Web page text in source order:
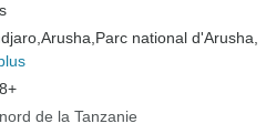
Arusha, Parc national d'Arusha,
de la Tanzanie